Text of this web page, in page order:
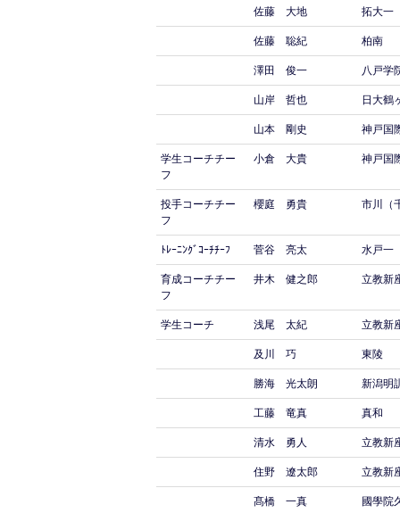
佐藤 大地 拓大一
佐藤 聡紀 柏南
澤田 俊一 八戸学
山岸 哲也 日大鶴
山本 剛史 神戸国
学生コーチチー
フ
小倉 大貴 神戸国
投手コーチチー
フ
櫻庭 勇貴 市川（
ﾄﾚｰﾆﾝｸﾞｺｰﾁﾁｰﾌ 菅谷 亮太 水戸一
育成コーチチー
フ
井木 健之郎 立教新
学生コーチ 浅尾 太紀 立教新
及川 巧 東陵
勝海 光太朗 新潟明
工藤 竜真 真和
清水 勇人 立教新
住野 遼太郎 立教新
髙橋 一真 國學院